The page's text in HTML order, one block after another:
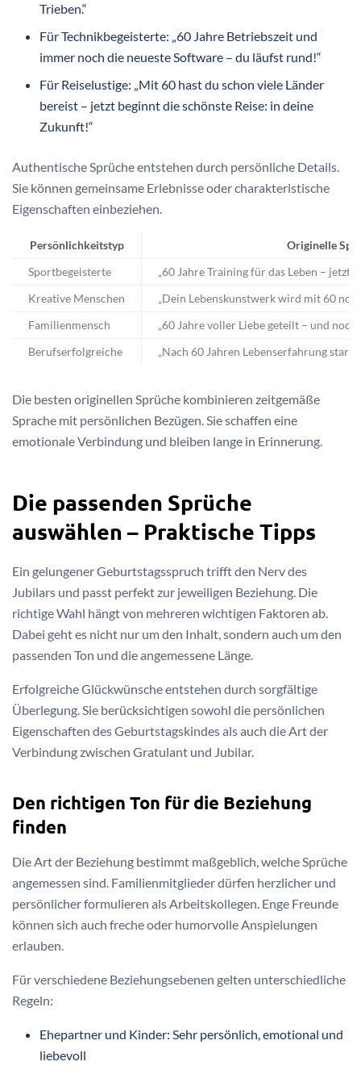
Trieben.“
Für Technikbegeisterte: „60 Jahre Betriebszeit und
immer noch die neueste Software – du läufst rund!“
Für Reiselustige: „Mit 60 hast du schon viele Länder
bereist – jetzt beginnt die schönste Reise: in deine
Zukunft!“
Authentische Sprüche entstehen durch persönliche Details.
Sie können gemeinsame Erlebnisse oder charakteristische
Eigenschaften einbeziehen.
Persönlichkeitstyp Originelle
Sportbegeisterte „60 Jahre Training für das Leben – jetzt
Kreative Menschen „Dein Lebenskunstwerk wird mit 60
Familienmensch „60 Jahre voller Liebe geteilt – und
Berufserfolgreiche „Nach 60 Jahren Lebenserfahrung
Die besten originellen Sprüche kombinieren zeitgemäße
Sprache mit persönlichen Bezügen. Sie schaffen eine
emotionale Verbindung und bleiben lange in Erinnerung.
Die passenden Sprüche
auswählen – Praktische Tipps
Ein gelungener Geburtstagsspruch trifft den Nerv des
Jubilars und passt perfekt zur jeweiligen Beziehung. Die
richtige Wahl hängt von mehreren wichtigen Faktoren ab.
Dabei geht es nicht nur um den Inhalt, sondern auch um den
passenden Ton und die angemessene Länge.
Erfolgreiche Glückwünsche entstehen durch sorgfältige
Überlegung. Sie berücksichtigen sowohl die persönlichen
Eigenschaften des Geburtstagskindes als auch die Art der
Verbindung zwischen Gratulant und Jubilar.
Den richtigen Ton für die Beziehung
finden
Die Art der Beziehung bestimmt maßgeblich, welche Sprüche
angemessen sind. Familienmitglieder dürfen herzlicher und
persönlicher formulieren als Arbeitskollegen. Enge Freunde
können sich auch freche oder humorvolle Anspielungen
erlauben.
Für verschiedene Beziehungsebenen gelten unterschiedliche
Regeln:
Ehepartner und Kinder: Sehr persönlich, emotional und
liebevoll